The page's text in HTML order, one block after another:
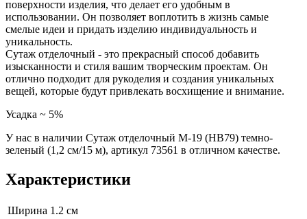
поверхности изделия, что делает его удобным в
использовании. Он позволяет воплотить в жизнь самые
смелые идеи и придать изделию индивидуальность и
уникальность.
Сутаж отделочный - это прекрасный способ добавить
изысканности и стиля вашим творческим проектам. Он
отлично подходит для рукоделия и создания уникальных
вещей, которые будут привлекать восхищение и внимание.
Усадка ~ 5%
У нас в наличии Сутаж отделочный M-19 (HB79) темно-
зеленый (1,2 см/15 м), артикул 73561 в отличном качестве.
Характеристики
Ширина 1.2 см